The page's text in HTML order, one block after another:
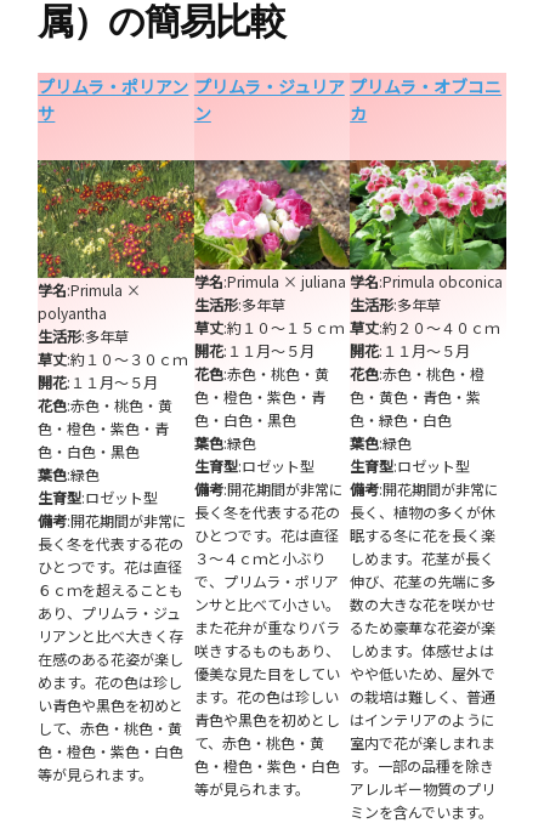
属）の簡易比較
プリムラ・ポリアン
サ
学名:Primula ×
polyantha
生活形:多年草
草丈:約１０～３０ｃｍ
開花:１１月～５月
花色:赤色・桃色・黄
色・橙色・紫色・青
色・白色・黒色
葉色:緑色
生育型:ロゼット型
備考:開花期間が非常に
長く冬を代表する花の
ひとつです。花は直径
６ｃｍを超えることも
あり、プリムラ・ジュ
リアンと比べ大きく存
在感のある花姿が楽し
めます。花の色は珍し
い青色や黒色を初めと
して、赤色・桃色・黄
色・橙色・紫色・白色
等が見られます。
プリムラ・ジュリア
ン
学名:Primula × juliana
生活形:多年草
草丈:約１０～１５ｃｍ
開花:１１月～５月
花色:赤色・桃色・黄
色・橙色・紫色・青
色・白色・黒色
葉色:緑色
生育型:ロゼット型
備考:開花期間が非常に
長く冬を代表する花の
ひとつです。花は直径
３～４ｃｍと小ぶり
で、プリムラ・ポリア
ンサと比べて小さい。
また花弁が重なりバラ
咲きするものもあり、
優美な見た目をしてい
ます。花の色は珍しい
青色や黒色を初めとし
て、赤色・桃色・黄
色・橙色・紫色・白色
等が見られます。
プリムラ・オブコニ
カ
学名:Primula obconica
生活形:多年草
草丈:約２０～４０ｃｍ
開花:１１月～５月
花色:赤色・桃色・橙
色・黄色・青色・紫
色・緑色・白色
葉色:緑色
生育型:ロゼット型
備考:開花期間が非常に
長く、植物の多くが休
眠する冬に花を長く楽
しめます。花茎が長く
伸び、花茎の先端に多
数の大きな花を咲かせ
るため豪華な花姿が楽
しめます。体感せよは
やや低いため、屋外で
の栽培は難しく、普通
はインテリアのように
室内で花が楽しまれま
す。一部の品種を除き
アレルギー物質のプリ
ミンを含んでいます。